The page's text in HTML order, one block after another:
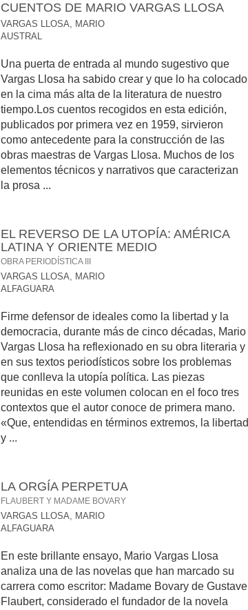
CUENTOS DE MARIO VARGAS LLOSA
VARGAS LLOSA, MARIO
AUSTRAL
Una puerta de entrada al mundo sugestivo que
Vargas Llosa ha sabido crear y que lo ha colocado
en la cima más alta de la literatura de nuestro
tiempo.Los cuentos recogidos en esta edición,
publicados por primera vez en 1959, sirvieron
como antecedente para la construcción de las
obras maestras de Vargas Llosa. Muchos de los
elementos técnicos y narrativos que caracterizan
la prosa ...
EL REVERSO DE LA UTOPÍA: AMÉRICA
LATINA Y ORIENTE MEDIO
OBRA PERIODÍSTICA III
VARGAS LLOSA, MARIO
ALFAGUARA
Firme defensor de ideales como la libertad y la
democracia, durante más de cinco décadas, Mario
Vargas Llosa ha reflexionado en su obra literaria y
en sus textos periodísticos sobre los problemas
que conlleva la utopía política. Las piezas
reunidas en este volumen colocan en el foco tres
contextos que el autor conoce de primera mano.
«Que, entendidas en términos extremos, la libertad
y ...
LA ORGÍA PERPETUA
FLAUBERT Y MADAME BOVARY
VARGAS LLOSA, MARIO
ALFAGUARA
En este brillante ensayo, Mario Vargas Llosa
analiza una de las novelas que han marcado su
carrera como escritor: Madame Bovary de Gustave
Flaubert, considerado el fundador de la novela